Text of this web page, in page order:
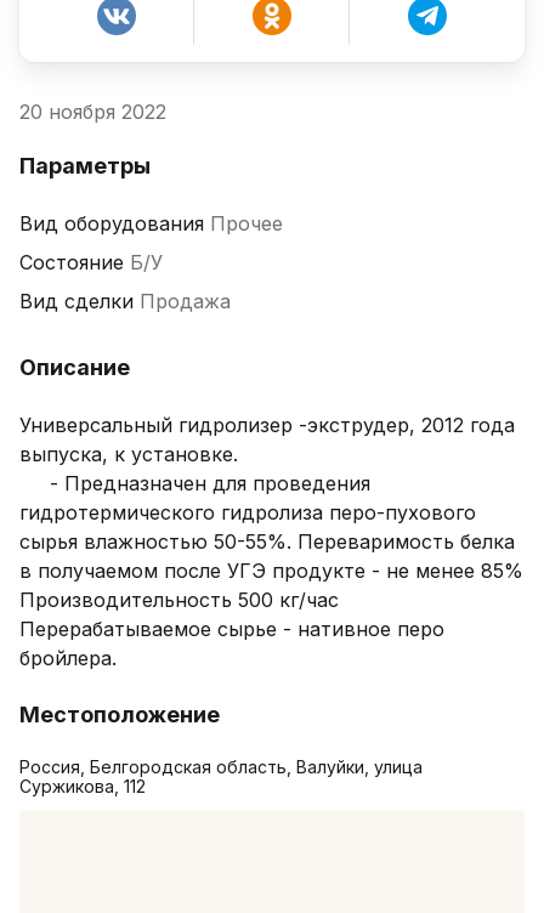
20 ноября 2022
Параметры
Вид оборудования Прочее
Состояние Б/У
Вид сделки Продажа
Описание
Универсальный гидролизер -экструдер, 2012 года
выпуска, к установке.
гидротермического гидролиза перо-пухового
сырья влажностью 50-55%. Переваримость белка
в получаемом после УГЭ продукте - не менее 85%
Производительность 500 кг/час
Перерабатываемое сырье - нативное перо
бройлера.
Местоположение
Россия, Белгородская область, Валуйки, улица
Суржикова, 112